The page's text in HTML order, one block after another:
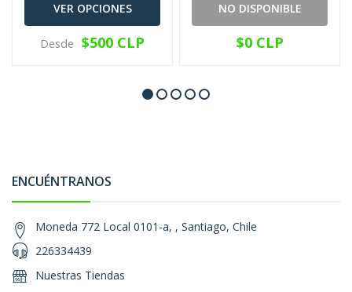
VER OPCIONES
Desde $500 CLP
NO DISPONIBLE
$0 CLP
ENCUÉNTRANOS
Moneda 772 Local 0101-a, , Santiago, Chile
226334439
Nuestras Tiendas